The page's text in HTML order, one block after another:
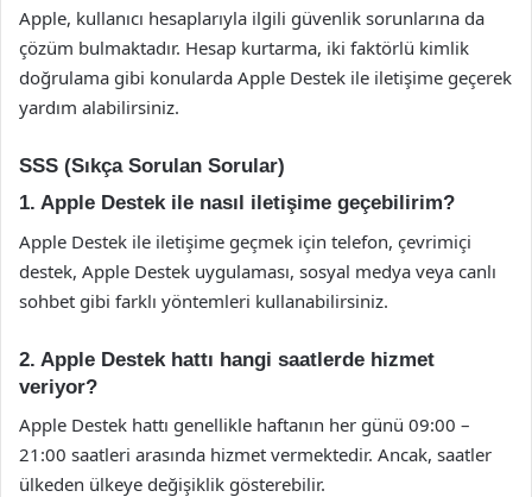
Apple, kullanıcı hesaplarıyla ilgili güvenlik sorunlarına da
çözüm bulmaktadır. Hesap kurtarma, iki faktörlü kimlik
doğrulama gibi konularda Apple Destek ile iletişime geçerek
yardım alabilirsiniz.
SSS (Sıkça Sorulan Sorular)
1. Apple Destek ile nasıl iletişime geçebilirim?
Apple Destek ile iletişime geçmek için telefon, çevrimiçi
destek, Apple Destek uygulaması, sosyal medya veya canlı
sohbet gibi farklı yöntemleri kullanabilirsiniz.
2. Apple Destek hattı hangi saatlerde hizmet
veriyor?
Apple Destek hattı genellikle haftanın her günü 09:00 –
21:00 saatleri arasında hizmet vermektedir. Ancak, saatler
ülkeden ülkeye değişiklik gösterebilir.